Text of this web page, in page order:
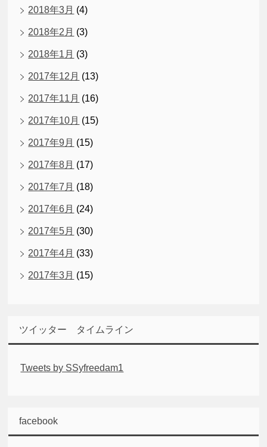
2018年3月 (4)
2018年2月 (3)
2018年1月 (3)
2017年12月 (13)
2017年11月 (16)
2017年10月 (15)
2017年9月 (15)
2017年8月 (17)
2017年7月 (18)
2017年6月 (24)
2017年5月 (30)
2017年4月 (33)
2017年3月 (15)
ツイッター タイムライン
Tweets by SSyfreedam1
facebook